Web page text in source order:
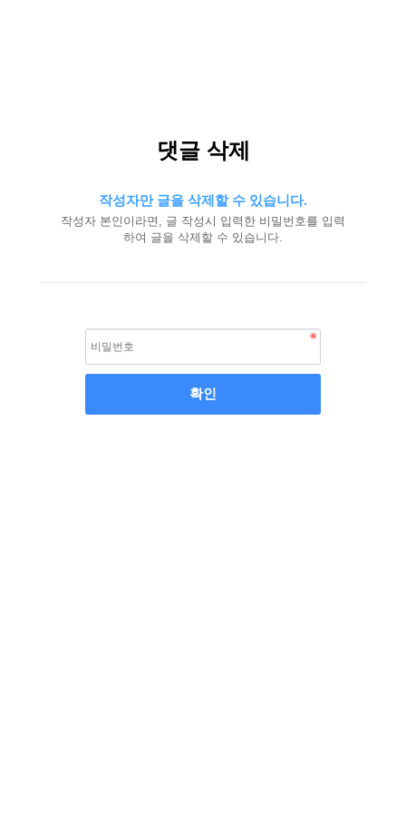
댓글 삭제
작성자만 글을 삭제할 수 있습니다.
작성자 본인이라면, 글 작성시 입력한 비밀번호를 입력
하여 글을 삭제할 수 있습니다.